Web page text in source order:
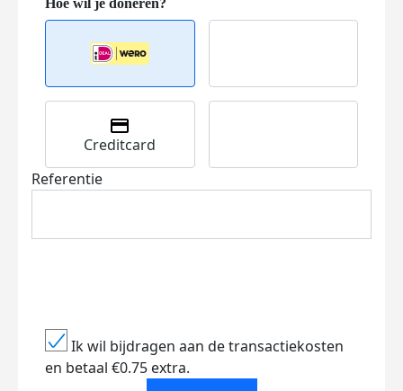
Creditcard
Referentie
Ik wil bijdragen aan de transactiekosten
en betaal €0.75 extra.